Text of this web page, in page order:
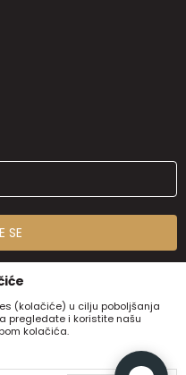
SE
(kolačiće) u cilju poboljšanja
pregledate i koristite našu
kolačića.